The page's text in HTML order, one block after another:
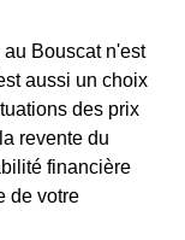
Bouscat n'est
aussi un choix
des prix
revente du
financière
de votre